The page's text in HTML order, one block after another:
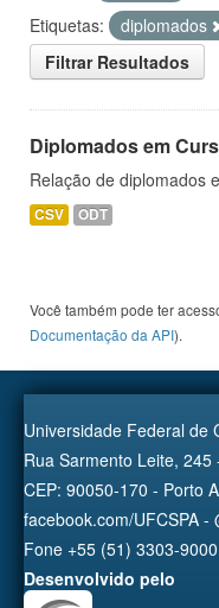
Etiquetas:
diplomados
Filtrar Resultados
Diplomados em
Relação de diplomados
CSV ODT
Você também pode ter
Documentação da API).
Universidade Federal de
Rua Sarmento Leite,
CEP: 90050-170 - Porto
facebook.com/UFCSPA -
Fone +55 (51) 3303-9000
Desenvolvido pelo